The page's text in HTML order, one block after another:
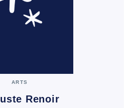
ARTS
Renoir